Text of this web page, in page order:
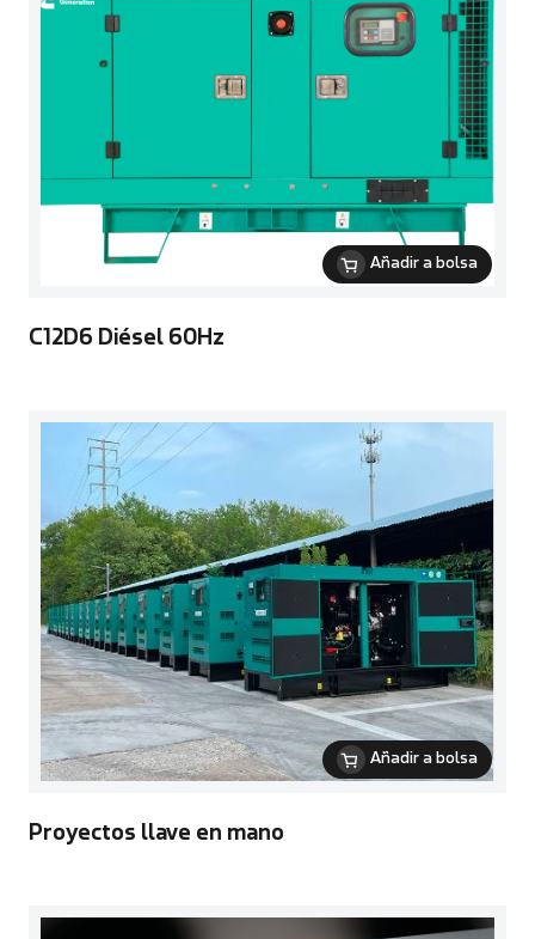
Añadir a bolsa
C12D6 Diésel 60Hz
Añadir a bolsa
Proyectos llave en mano